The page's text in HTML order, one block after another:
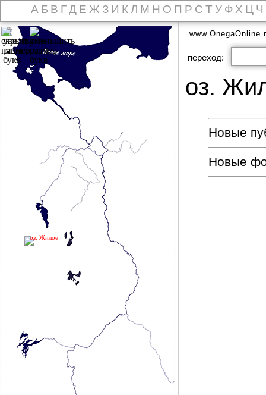
А Б В Г Д Е Ж З И К Л М Н О П Р С Т У Ф Х Ц Ч
оз. Жилое
переход:
оз.
Новые
Новые